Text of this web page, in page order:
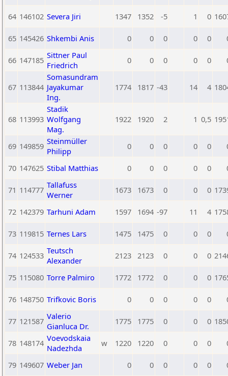
64 146102 Severa Jiri 1347 1352 -5 1 0
65 145426 Shkembi Anis 0 0 0 0 0
66 147185 Sittner Paul
Friedrich
0 0 0 0 0
67 113844
Somasundram
Jayakumar
Ing.
1774 1817 -43 14 4
68 113993
Stadik
Wolfgang
Mag.
1922 1920 2 1 0,5
69 149859 Steinmüller
Philipp
0 0 0 0 0
70 147625 Stibal Matthias 0 0 0 0 0
71 114777 Tallafuss
Werner
1673 1673 0 0 0
72 142379 Tarhuni Adam 1597 1694 -97 11 4
73 119815 Ternes Lars 1475 1475 0 0 0
74 124533 Teutsch
Alexander
2123 2123 0 0 0
75 115080 Torre Palmiro 1772 1772 0 0 0
76 148750 Trifkovic Boris 0 0 0 0 0
77 121587 Valerio
Gianluca Dr.
1775 1775 0 0 0
78 148174 Voevodskaia
Nadezhda
w 1220 1220 0 0 0
79 149607 Weber Jan 0 0 0 0 0